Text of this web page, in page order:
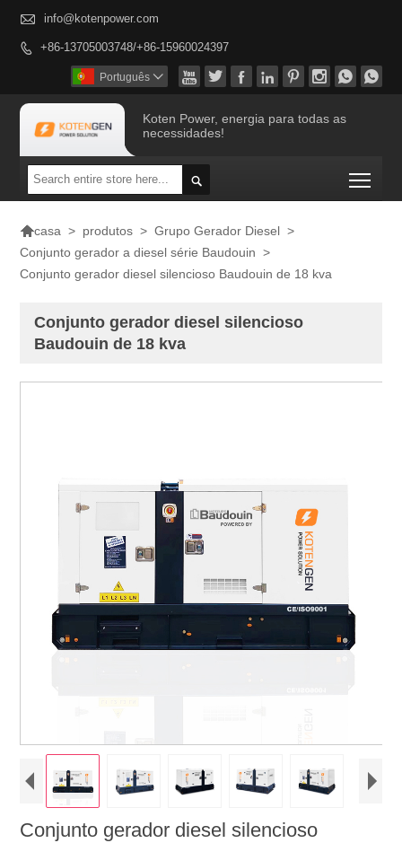
 info@kotenpower.com
 +86-13705003748/+86-15960024397
       
Português 
Koten Power, energia para todas as
necessidades!

casa > produtos > Grupo Gerador Diesel >
Conjunto gerador a diesel série Baudouin >
Conjunto gerador diesel silencioso Baudouin de 18 kva
Conjunto gerador diesel silencioso
Baudouin de 18 kva
Conjunto gerador diesel silencioso